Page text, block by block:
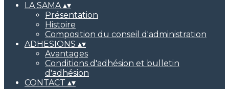
LA SAMA▴▾
Présentation
Histoire
Composition du conseil d'administration
ADHESIONS ▴▾
Avantages
Conditions d'adhésion et bulletin
d'adhésion
CONTACT ▴▾